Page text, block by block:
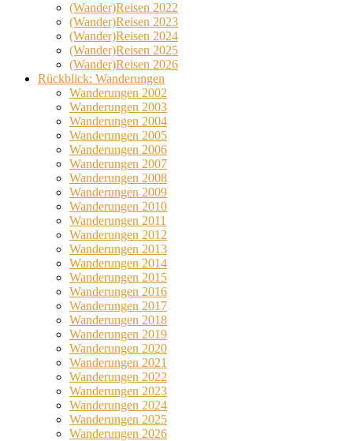
(Wander)Reisen 2022
(Wander)Reisen 2023
(Wander)Reisen 2024
(Wander)Reisen 2025
(Wander)Reisen 2026
Rückblick: Wanderungen
Wanderungen 2002
Wanderungen 2003
Wanderungen 2004
Wanderungen 2005
Wanderungen 2006
Wanderungen 2007
Wanderungen 2008
Wanderungen 2009
Wanderungen 2010
Wanderungen 2011
Wanderungen 2012
Wanderungen 2013
Wanderungen 2014
Wanderungen 2015
Wanderungen 2016
Wanderungen 2017
Wanderungen 2018
Wanderungen 2019
Wanderungen 2020
Wanderungen 2021
Wanderungen 2022
Wanderungen 2023
Wanderungen 2024
Wanderungen 2025
Wanderungen 2026